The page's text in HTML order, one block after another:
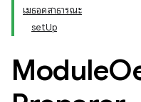
เมธอดสาธารณะ
setUp
Module